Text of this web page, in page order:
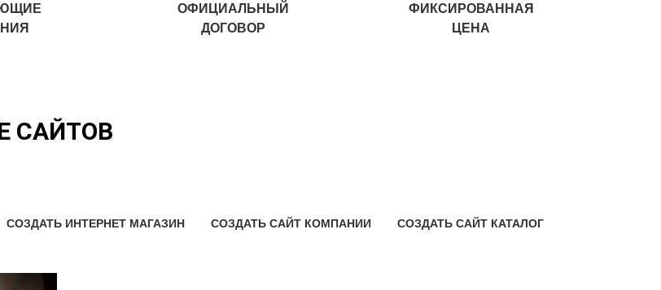
ОФИЦИАЛЬНЫЙ
ДОГОВОР
ФИКСИРОВАННАЯ
ЦЕНА
САЙТОВ
СОЗДАТЬ ИНТЕРНЕТ МАГАЗИН СОЗДАТЬ САЙТ КОМПАНИИ СОЗДАТЬ САЙТ КАТАЛОГ